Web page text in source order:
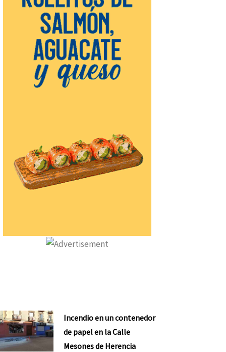
Incendio en un contenedor
de papel en la Calle
Mesones de Herencia